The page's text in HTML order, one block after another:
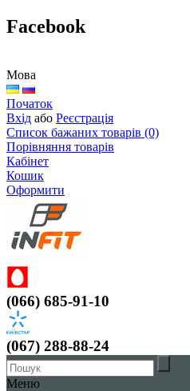
Facebook
Мова
Початок
Вхід або Реєстрація
Список бажаних товарів (0)
Порівняння товарів
Кабінет
Кошик
Оформити
(066) 685-91-10
(067) 288-88-24
Меню